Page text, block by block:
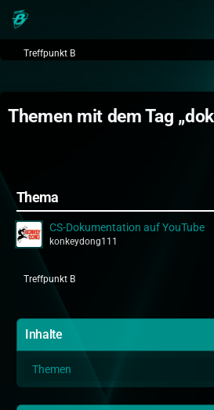
Treffpunkt B
Themen mit dem Tag
Thema
CS-Dokumentation auf YouTube
konkeydong111
Treffpunkt B
Inhalte
Themen